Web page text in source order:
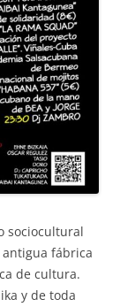
sociocultural
fábrica
de cultura.
y de toda